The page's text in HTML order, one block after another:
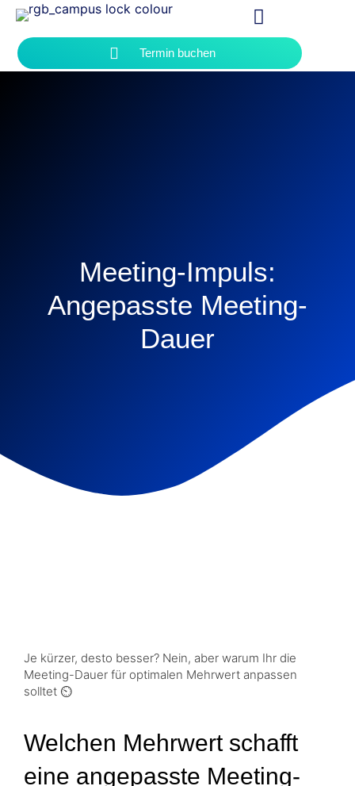
Termin buchen
Meeting-Impuls:
Angepasste Meeting-
Dauer
Je kürzer, desto besser? Nein, aber warum Ihr die
Meeting-Dauer für optimalen Mehrwert anpassen
solltet ⏲
Welchen Mehrwert schafft
eine angepasste Meeting-